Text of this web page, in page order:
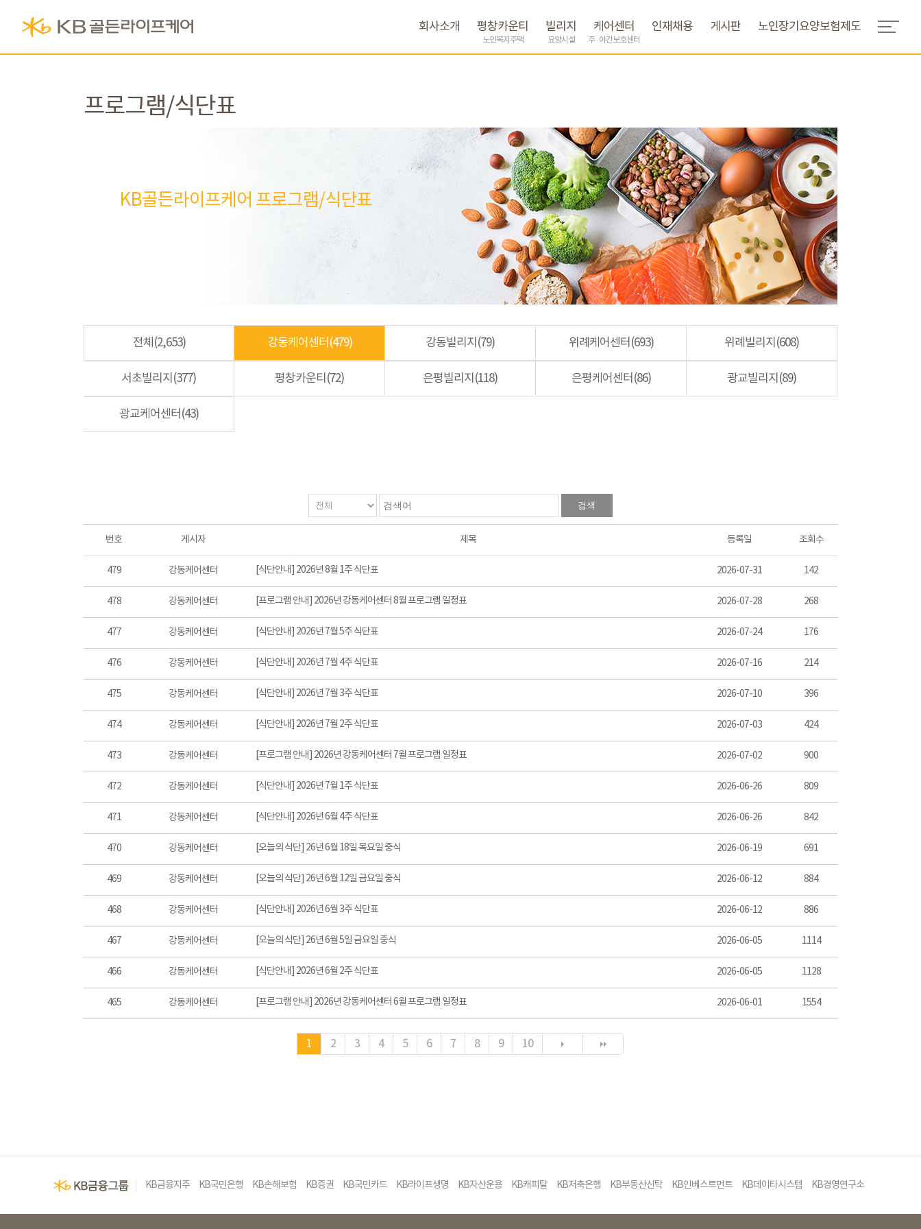
회사소개 평창카운티
노인복지주택
빌리지
요양시설
케어센터
주 · 야간보호센터
인재채용 게시판 노인장기요양보험제도
프로그램/식단표
KB골든라이프케어 프로그램/식단표
전체(2,653) 강동케어센터(479) 강동빌리지(79) 위례케어센터(693) 위례빌리지(608)
서초빌리지(377) 평창카운티(72) 은평빌리지(118) 은평케어센터(86) 광교빌리지(89)
광교케어센터(43)
검색
번호 게시자 제목 등록일 조회수
479 강동케어센터 [식단안내] 2026년 8월 1주 식단표 2026-07-31 142
478 강동케어센터 [프로그램 안내] 2026년 강동케어센터 8월 프로그램 일정표 2026-07-28 268
477 강동케어센터 [식단안내] 2026년 7월 5주 식단표 2026-07-24 176
476 강동케어센터 [식단안내] 2026년 7월 4주 식단표 2026-07-16 214
475 강동케어센터 [식단안내] 2026년 7월 3주 식단표 2026-07-10 396
474 강동케어센터 [식단안내] 2026년 7월 2주 식단표 2026-07-03 424
473 강동케어센터 [프로그램 안내] 2026년 강동케어센터 7월 프로그램 일정표 2026-07-02 900
472 강동케어센터 [식단안내] 2026년 7월 1주 식단표 2026-06-26 809
471 강동케어센터 [식단안내] 2026년 6월 4주 식단표 2026-06-26 842
470 강동케어센터 [오늘의 식단] 26년 6월 18일 목요일 중식 2026-06-19 691
469 강동케어센터 [오늘의 식단] 26년 6월 12일 금요일 중식 2026-06-12 884
468 강동케어센터 [식단안내] 2026년 6월 3주 식단표 2026-06-12 886
467 강동케어센터 [오늘의 식단] 26년 6월 5일 금요일 중식 2026-06-05 1114
466 강동케어센터 [식단안내] 2026년 6월 2주 식단표 2026-06-05 1128
465 강동케어센터 [프로그램 안내] 2026년 강동케어센터 6월 프로그램 일정표 2026-06-01 1554
1 2 3 4 5 6 7 8 9 10
KB금융지주 KB국민은행 KB손해보험 KB증권 KB국민카드 KB라이프생명 KB자산운용 KB캐피탈 KB저축은행 KB부동산신탁 KB인베스트먼트 KB데이타시스템 KB경영연구소